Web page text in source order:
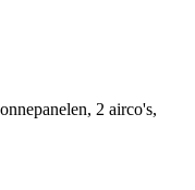
2 airco's,